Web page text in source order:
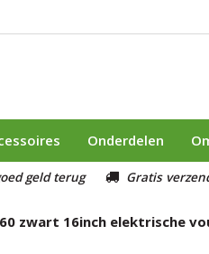
Onderdelen
geld terug Gratis
zwart 16inch elektrische